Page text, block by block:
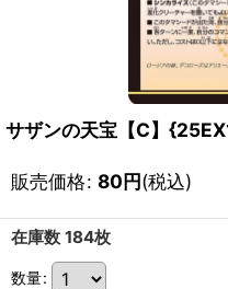
サザンの天宝【C】
販売価格: 80円(税込)
在庫数 184枚
数量: